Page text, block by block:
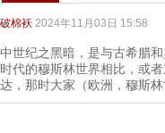
破棉袄 2024年11月03日 15:58
中世纪之黑暗，是与古希腊
时代的穆斯林世界相比，或
达，那时大家（欧洲，穆斯